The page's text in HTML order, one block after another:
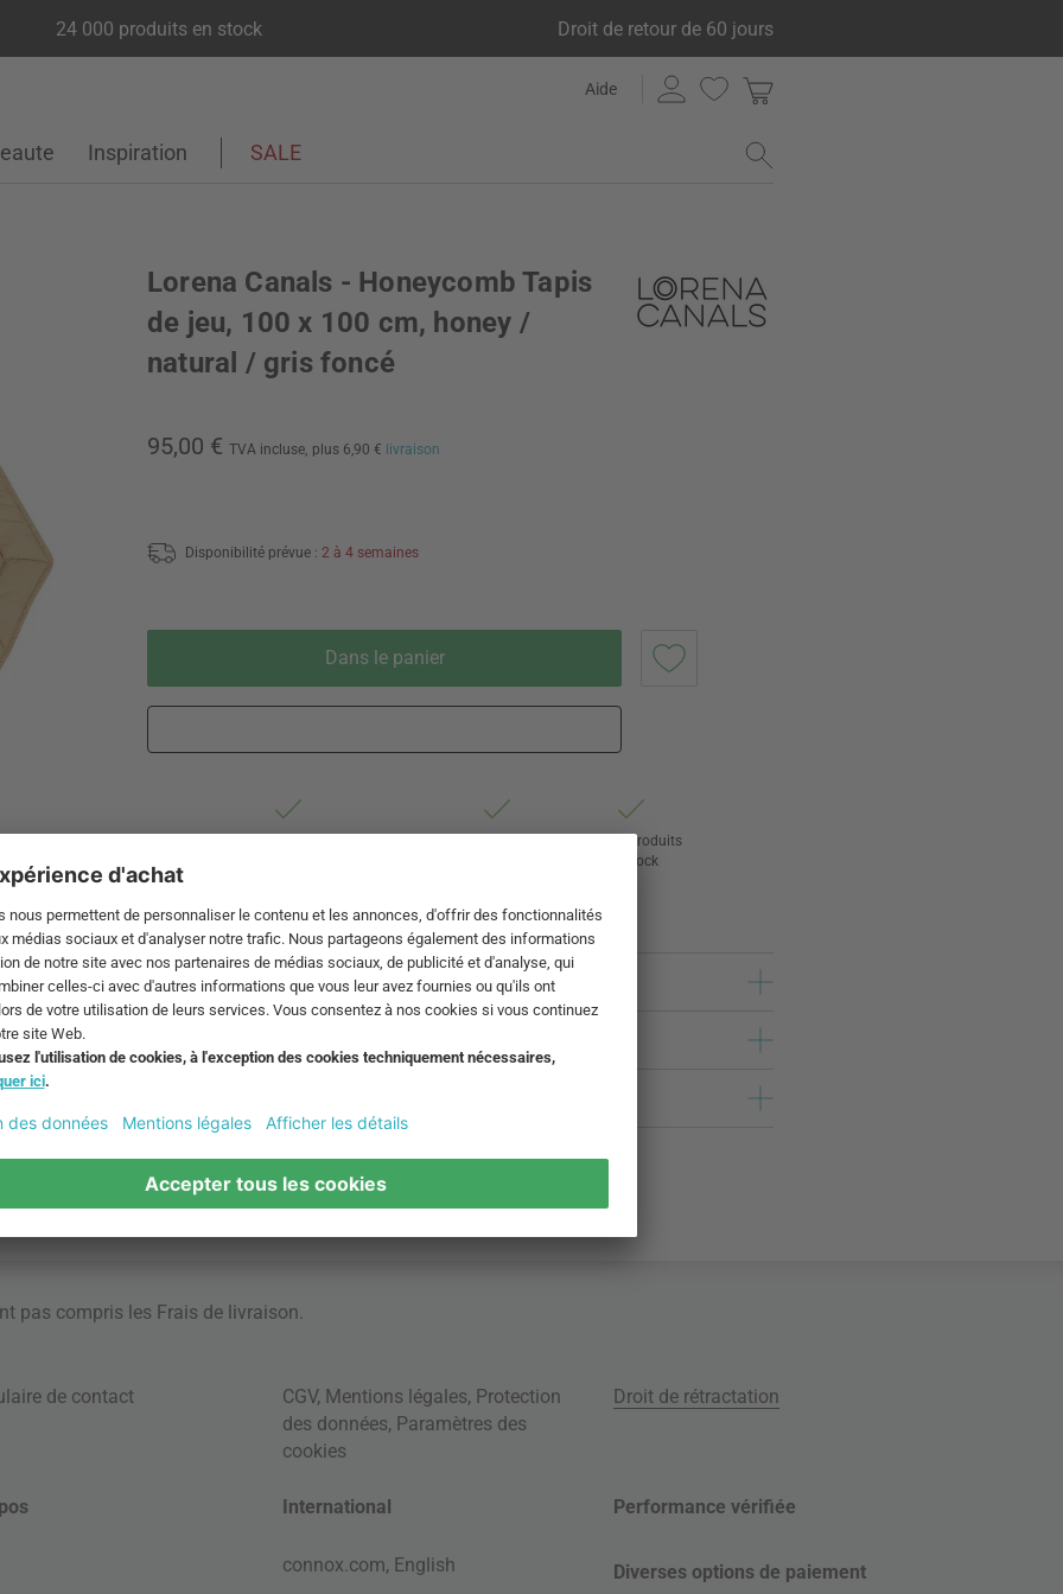
24 000 produits en stock Droit de retour de 60 jours
Aide
Inspiration SALE
Lorena Canals - Honeycomb Tapis
de jeu, 100 x 100 cm, honey /
natural / gris foncé
95,00 € TVA incluse, plus 6,90 € livraison
Disponibilité prévue : 2 à 4 semaines
Dans le panier
24 000 produits
en stock
pas compris les Frais de livraison.
de contact CGV, Mentions légales, Protection
des données, Paramètres des
cookies
Droit de rétractation
International
connox.com, English
Performance vérifiée
Diverses options de paiement